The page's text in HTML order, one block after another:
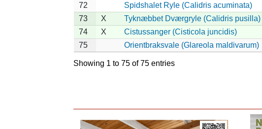
72
Spidshalet Ryle (Calidris acuminata)
73
X Tyknæbbet Dværgryle (Calidris pusilla)
74
X Cistussanger (Cisticola juncidis)
75
Orientbraksvale (Glareola maldivarum)
Showing 1 to 75 of 75 entries